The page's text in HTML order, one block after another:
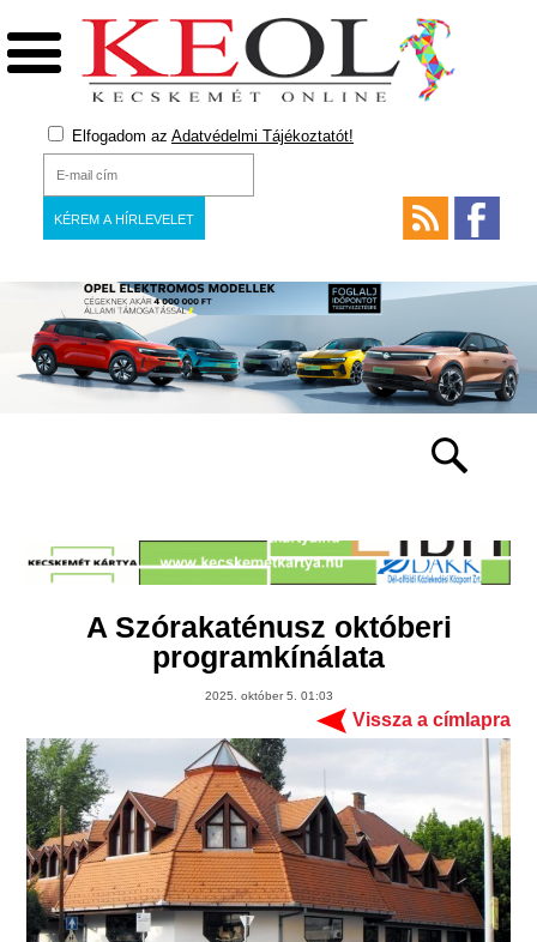
Elfogadom az Adatvédelmi Tájékoztatót!
A Szórakaténusz októberi
programkínálata
2025. október 5. 01:03
Vissza a címlapra